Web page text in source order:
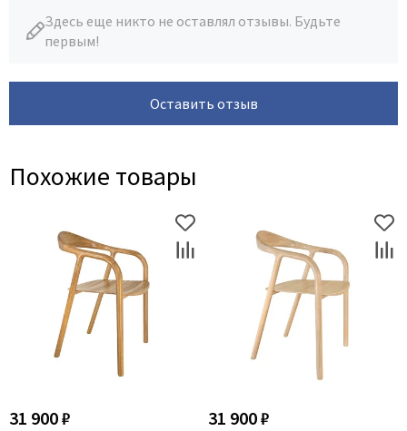
Здесь еще никто не оставлял отзывы. Будьте
первым!
Оставить отзыв
Похожие товары
31 900 ₽ 31 900 ₽